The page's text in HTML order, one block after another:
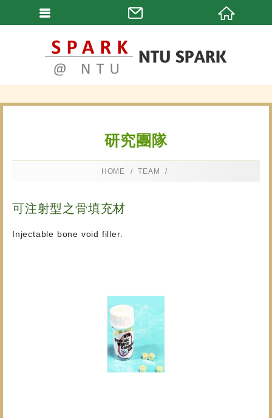
研究團隊
HOME TEAM
可注射型之骨填充材
Injectable bone void filler.